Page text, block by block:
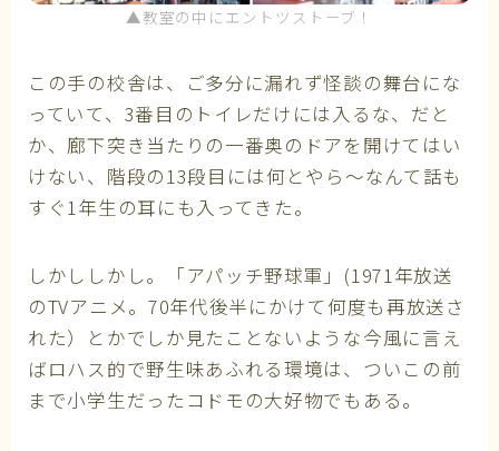
▲教室の中にエントツストーブ！
この手の校舎は、ご多分に漏れず怪談の舞台にな
っていて、3番目のトイレだけには入るな、だと
か、廊下突き当たりの一番奥のドアを開けてはい
けない、階段の13段目には何とやら～なんて話も
すぐ1年生の耳にも入ってきた。
しかししかし。「アパッチ野球軍」(1971年放送
のTVアニメ。70年代後半にかけて何度も再放送さ
れた）とかでしか見たことないような今風に言え
ばロハス的で野生味あふれる環境は、ついこの前
まで小学生だったコドモの大好物でもある。